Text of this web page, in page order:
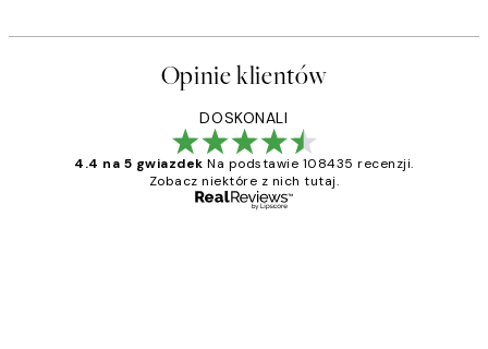
Opinie klientów
DOSKONALI
4.4 na 5 gwiazdek Na podstawie 108435 recenzji.
Zobacz niektóre z nich tutaj.